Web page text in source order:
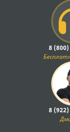
8
8 (922)